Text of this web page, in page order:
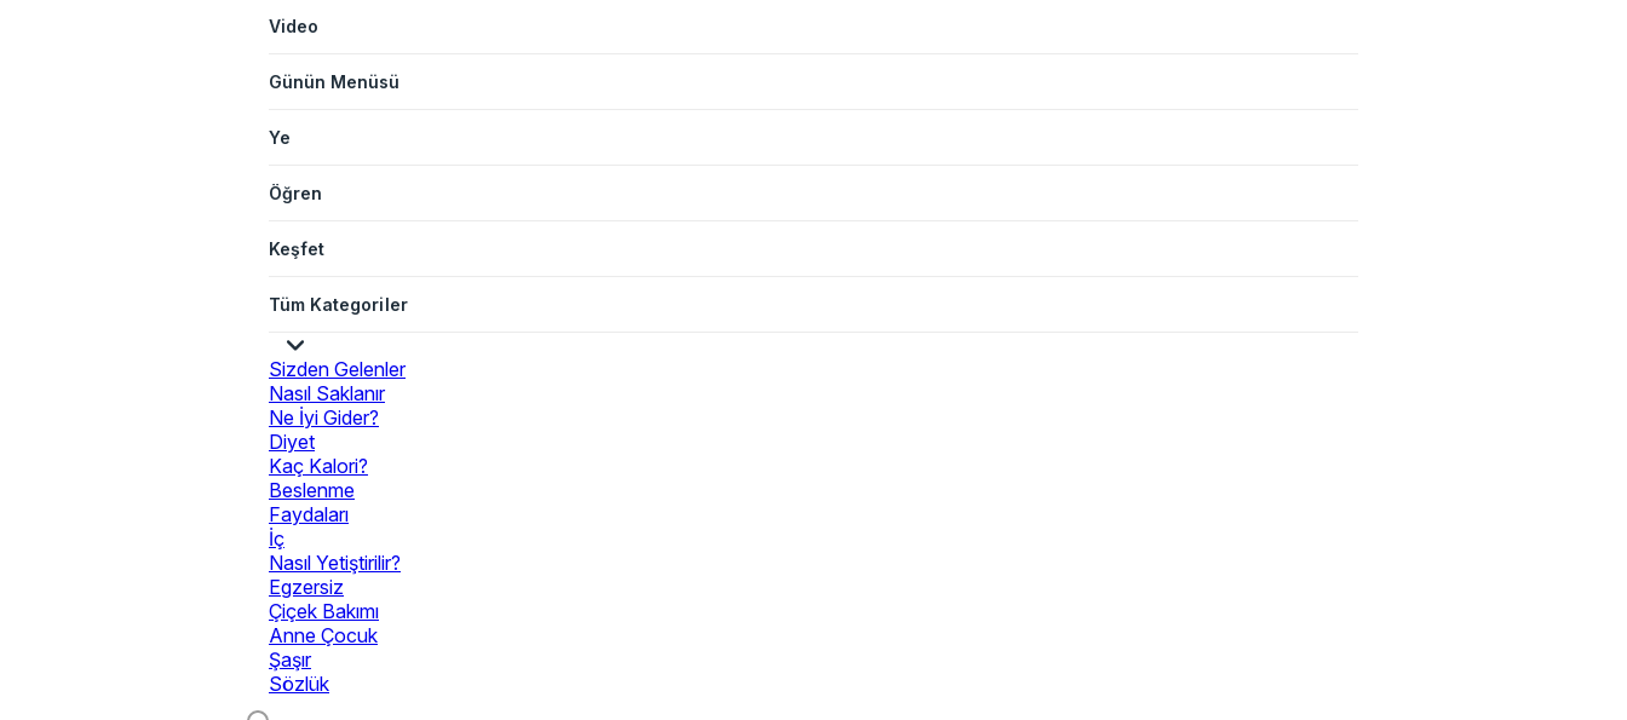
Video
Günün Menüsü
Ye
Öğren
Keşfet
Tüm Kategoriler
Sizden Gelenler
Nasıl Saklanır
Ne İyi Gider?
Diyet
Kaç Kalori?
Beslenme
Faydaları
İç
Nasıl Yetiştirilir?
Egzersiz
Çiçek Bakımı
Anne Çocuk
Şaşır
Sözlük